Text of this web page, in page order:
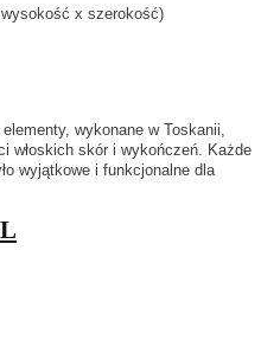
x szerokość)
wykonane w Toskanii,
włoskich skór i wykończeń. Każde
wyjątkowe i funkcjonalne dla